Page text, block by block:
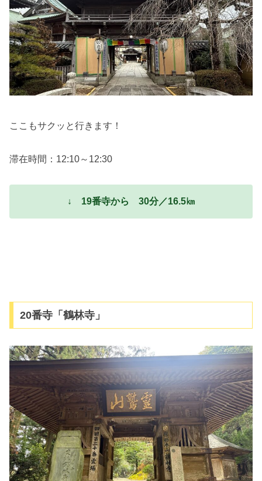
ここもサクッと行きます！
滞在時間：12:10～12:30
↓ 19番寺から 30分／16.5㎞
20番寺「鶴林寺」